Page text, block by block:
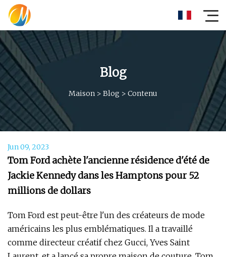
Blog
Maison > Blog > Contenu
Jun 09, 2023
Tom Ford achète l'ancienne résidence d'été de
Jackie Kennedy dans les Hamptons pour 52
millions de dollars
Tom Ford est peut-être l'un des créateurs de mode
américains les plus emblématiques. Il a travaillé
comme directeur créatif chez Gucci, Yves Saint